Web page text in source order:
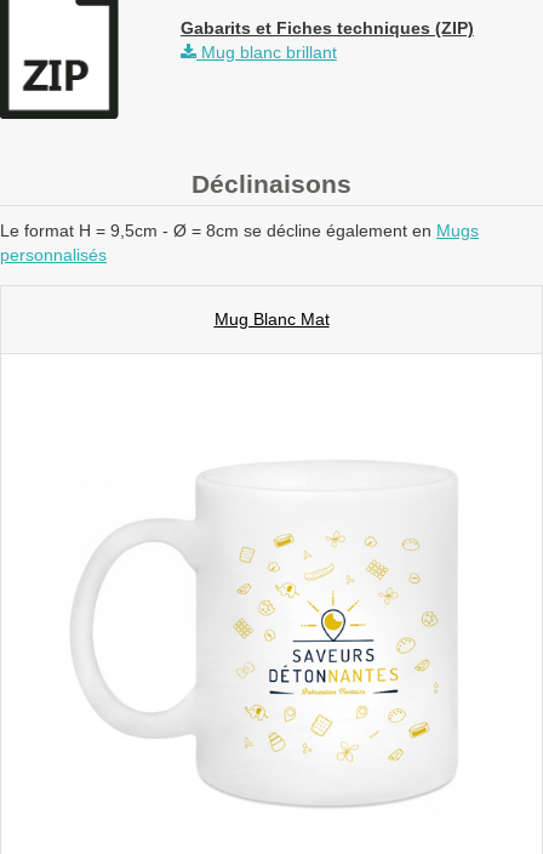
Gabarits et Fiches techniques (ZIP)
Mug blanc brillant
Déclinaisons
Le format H = 9,5cm - Ø = 8cm se décline également en Mugs
personnalisés
Mug Blanc Mat